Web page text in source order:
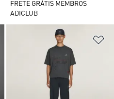
FRETE GRÁTIS MEMBROS
ADICLUB
Adicionar à Lista de Desejos